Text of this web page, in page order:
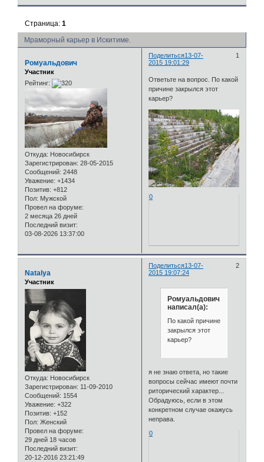
Мраморный карьер в Искитиме.
Страница:1
Поделиться 1
13-07-
2015 19:01:29
Ромуальдович
Участник
Рейтинг:
Откуда: Новосибирск
Зарегистрирован: 28-05-2015
Сообщений: 2448
Уважение: +1434
Позитив: +812
Пол: Мужской
Провел на форуме:
2 месяца 26 дней
Последний визит:
03-08-2026 13:37:00
Ответьте на вопрос. По какой
причине закрылся этот
карьер?
0
Поделиться 2
13-07-
2015 19:07:24
Natalya
Участник
Откуда: Новосибирск
Зарегистрирован: 11-09-2010
Сообщений: 1554
Уважение: +322
Позитив: +152
Пол: Женский
Провел на форуме:
29 дней 18 часов
Последний визит:
20-12-2016 23:21:49
Ромуальдович
написал(а):
По какой причине
закрылся этот
карьер?
я не знаю ответа, но такие
вопросы сейчас имеют почти
риторический характер...
Обрадуюсь, если в этом
конкретном случае окажусь
неправа.
0